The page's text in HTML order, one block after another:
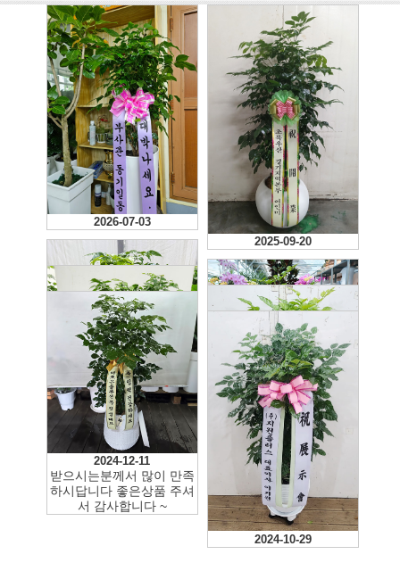
2026-07-03
2025-09-20
2025-06-11
2025-06-11
2025-02-19
2025-02-13
2024-12-11
받으시는분께서 많이 만족
하시답니다 좋은상품 주셔
서 감사합니다 ~
2024-10-29